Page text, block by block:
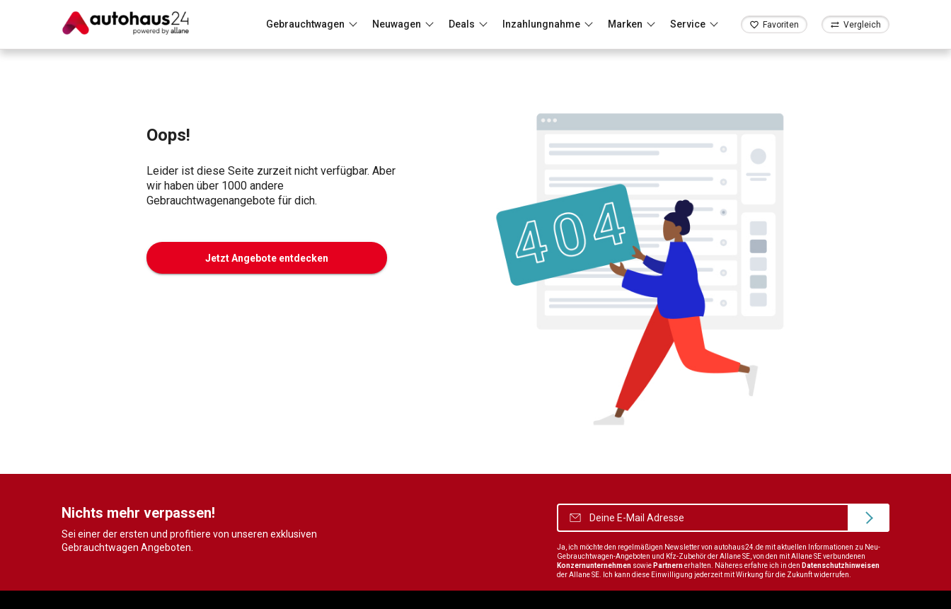
Gebrauchtwagen Neuwagen Deals Inzahlungnahme Marken Service Favoriten Vergleich
Oops!
Leider ist diese Seite zurzeit nicht verfügbar. Aber
wir haben über 1000 andere
Gebrauchtwagenangebote für dich.
Jetzt Angebote entdecken
Nichts mehr verpassen!
Sei einer der ersten und profitiere von unseren exklusiven
Gebrauchtwagen Angeboten.
Ja, ich möchte den regelmäßigen Newsletter von autohaus24.de mit aktuellen Informationen zu Neu-
Gebrauchtwagen-Angeboten und Kfz-Zubehör der Allane SE, von den mit Allane SE verbundenen
Konzernunternehmen sowie Partnernerhalten. Näheres erfahre ich in den Datenschutzhinweisen
der Allane SE. Ich kann diese Einwilligung jederzeit mit Wirkung für die Zukunft widerrufen.